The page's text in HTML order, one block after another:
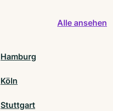
Alle ansehen
Hamburg
Köln
Stuttgart